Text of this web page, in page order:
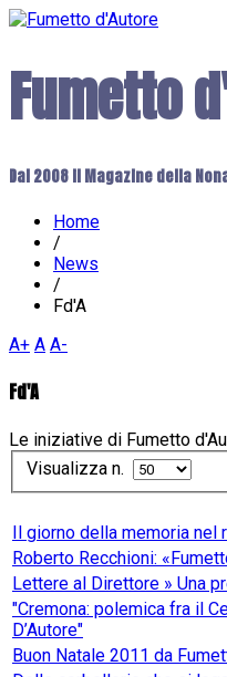
Fumetto
Dal 2008 il Magazine della
Home
/
News
/
Fd'A
A+ A A-
Fd'A
Le iniziative di Fumetto
Visualizza n.
Il giorno della memoria
Roberto Recchioni:
Lettere al Direttore » Una
"Cremona: polemica fra il
D’Autore"
Buon Natale 2011 da